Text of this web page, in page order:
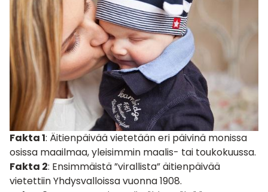
Fakta 1: Äitienpäivää vietetään eri päivinä monissa
osissa maailmaa, yleisimmin maalis- tai toukokuussa.
Fakta 2: Ensimmäistä ”virallista” äitienpäivää
vietettiin Yhdysvalloissa vuonna 1908.